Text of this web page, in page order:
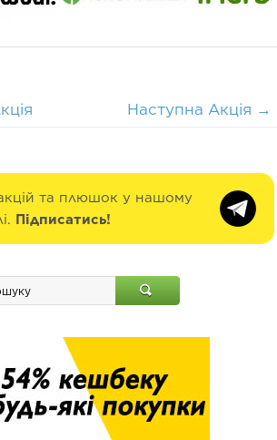
Наступна Акція →
та плюшок у нашому
Підписатись!